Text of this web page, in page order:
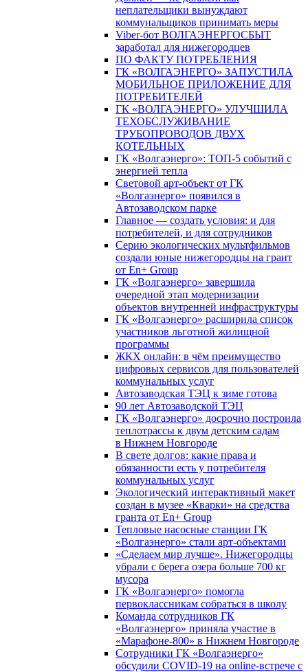
неплательщики вынуждают
коммунальщиков принимать меры
Viber-бот ВОЛГАЭНЕРГОСБЫТ
заработал для нижегородцев
ПО ФАКТУ ПОТРЕБЛЕНИЯ
ГК «ВОЛГАЭНЕРГО» ЗАПУСТИЛА
МОБИЛЬНОЕ ПРИЛОЖЕНИЕ ДЛЯ
ПОТРЕБИТЕЛЕЙ
ГК «ВОЛГАЭНЕРГО» УЛУЧШИЛА
ТЕХОБСЛУЖИВАНИЕ
ТРУБОПРОВОДОВ ДВУХ
КОТЕЛЬНЫХ
ГК «Волгаэнерго»: ТОП-5 событий с
энергией тепла
Световой арт-объект от ГК
«Волгаэнерго» появился в
Автозаводском парке
Главное — создать условия: и для
потребителей, и для сотрудников
Серию экологических мультфильмов
создали юные нижегородцы на грант
от En+ Group
ГК «Волгаэнерго» завершила
очередной этап модернизации
объектов внутренней инфраструктуры
ГК «Волгаэнерго» расширила список
участников льготной жилищной
программы
ЖКХ онлайн: в чём преимущество
цифровых сервисов для пользователей
коммунальных услуг
Автозаводская ТЭЦ к зиме готова
90 лет Автозаводской ТЭЦ
ГК «Волгаэнерго» досрочно построила
теплотрассы к двум детским садам
в Нижнем Новгороде
В свете долгов: какие права и
обязанности есть у потребителя
коммунальных услуг
Экологический интерактивный макет
создан в музее «Кварки» на средства
гранта от En+ Group
Тепловые насосные станции ГК
«Волгаэнерго» стали арт-объектами
«Сделаем мир лучше». Нижегородцы
убрали с берега озера больше 700 кг
мусора
ГК «Волгаэнерго» помогла
первоклассникам собраться в школу
Команда сотрудников ГК
«Волгаэнерго» приняла участие в
«Марафоне-800» в Нижнем Новгороде
Сотрудники ГК «Волгаэнерго»
обсудили COVID-19 на online-встрече с